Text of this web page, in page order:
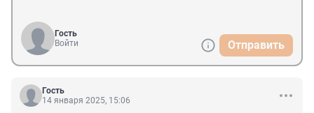
Гость
Войти
Отправить
Гость
14 января 2025, 15:06